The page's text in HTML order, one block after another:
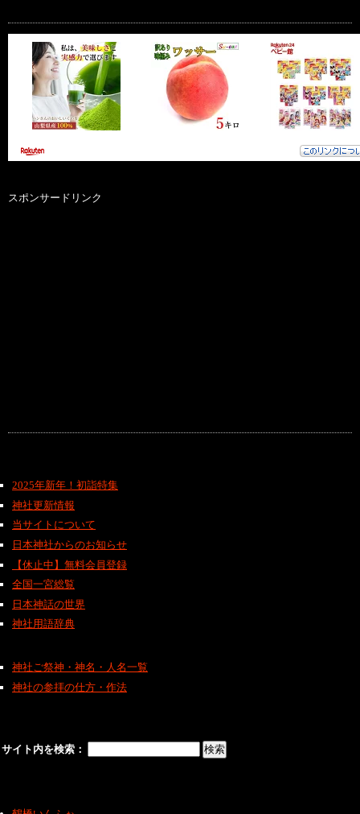
スポンサードリンク
2025年新年！初詣特集
神社更新情報
当サイトについて
日本神社からのお知らせ
【休止中】無料会員登録
全国一宮総覧
日本神話の世界
神社用語辞典
神社ご祭神・神名・人名一覧
神社の参拝の仕方・作法
サイト内を検索：